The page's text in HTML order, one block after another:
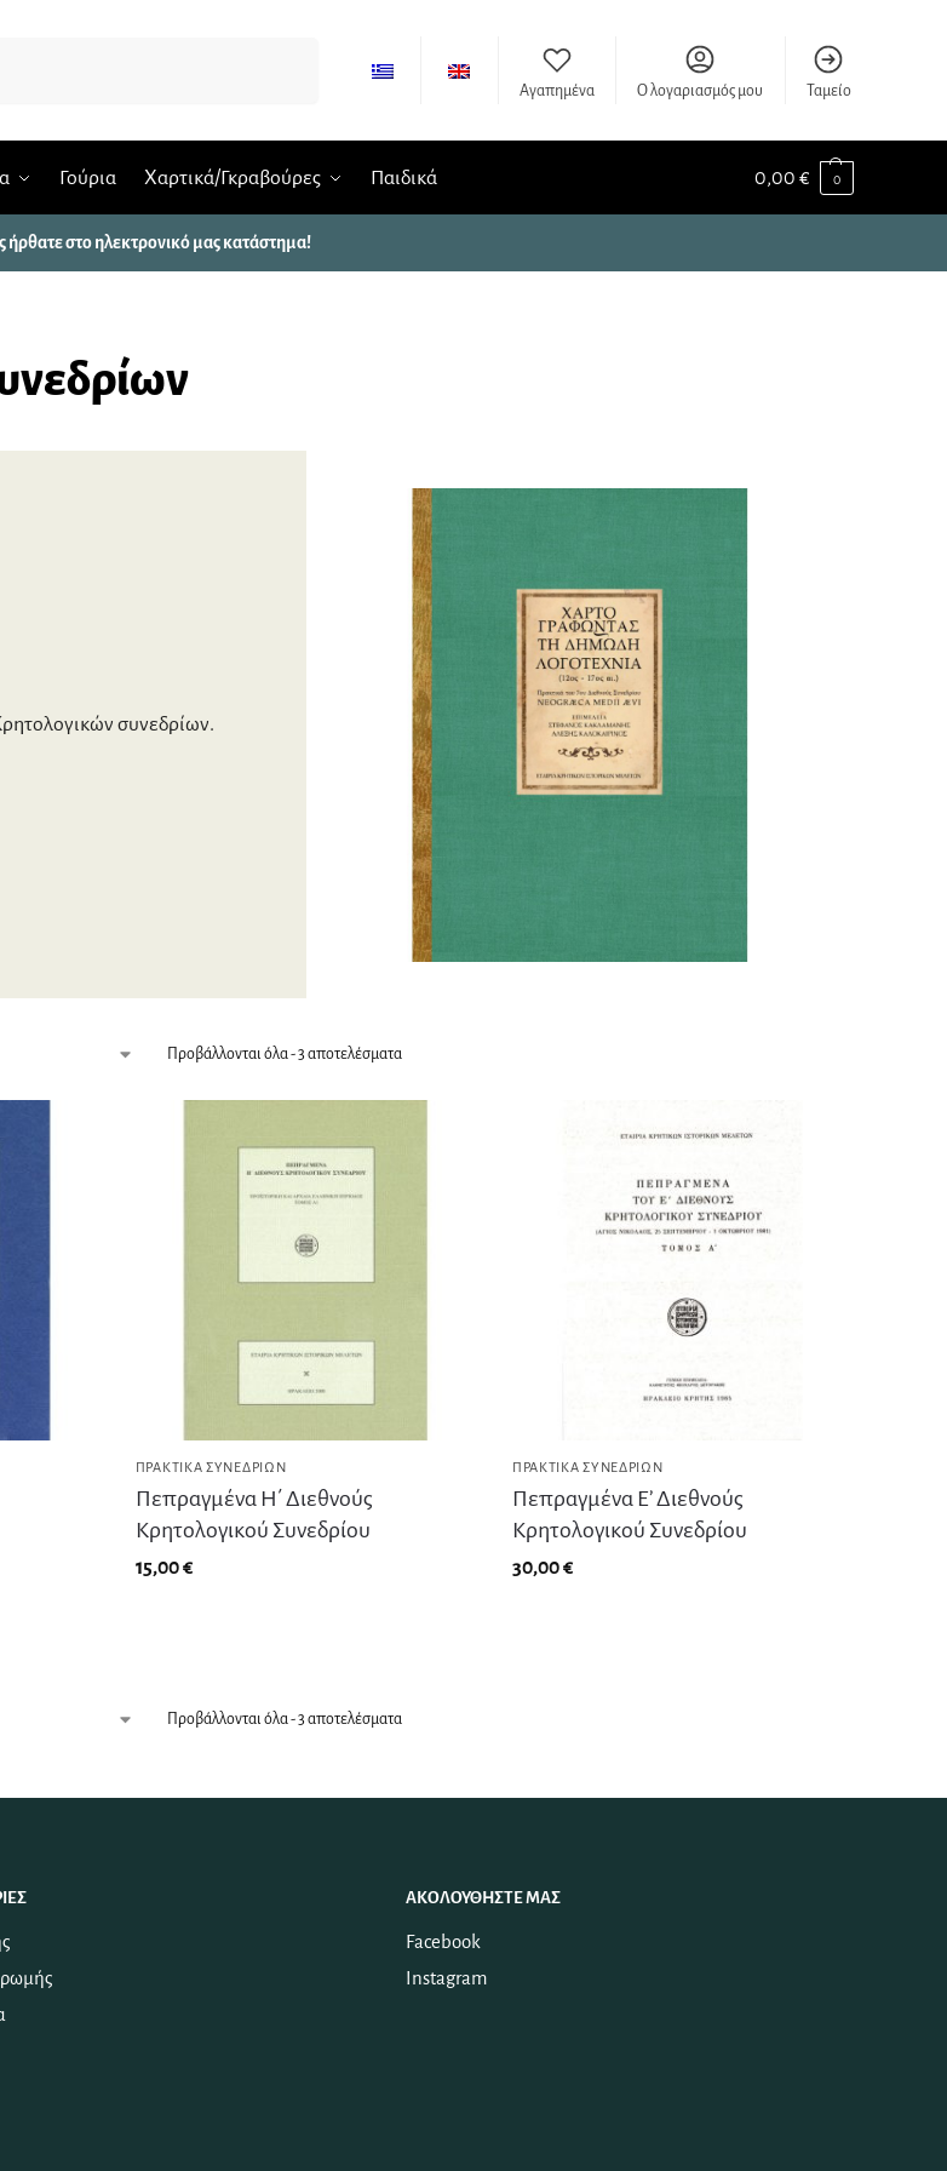
Αγαπημένα Ο λογαριασμός μου Ταμείο
Γούρια Χαρτικά/Γκραβούρες Παιδικά 0,00 € 0
ήρθατε στο ηλεκτρονικό μας κατάστημα!
συνεδρίων.
Προβάλλονται όλα - 3 αποτελέσματα
ΠΡΑΚΤΙΚΆ ΣΥΝΕΔΡΊΩΝ
Πεπραγμένα Η΄ Διεθνούς
Κρητολογικού Συνεδρίου
15,00€
ΠΡΑΚΤΙΚΆ ΣΥΝΕΔΡΊΩΝ
Πεπραγμένα Ε’ Διεθνούς
Κρητολογικού Συνεδρίου
30,00€
Προβάλλονται όλα - 3 αποτελέσματα
ΑΚΟΛΟΥΘΉΣΤΕ ΜΑΣ
Facebook
Instagram